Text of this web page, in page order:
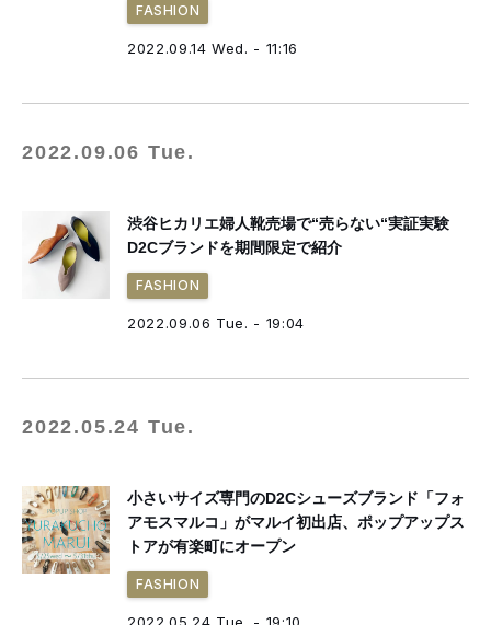
FASHION
2022.09.14 Wed. - 11:16
2022.09.06 Tue.
渋谷ヒカリエ婦人靴売場で“売らない“実証実験
D2Cブランドを期間限定で紹介
FASHION
2022.09.06 Tue. - 19:04
2022.05.24 Tue.
小さいサイズ専門のD2Cシューズブランド「フォ
アモスマルコ」がマルイ初出店、ポップアップス
トアが有楽町にオープン
FASHION
2022.05.24 Tue. - 19:10